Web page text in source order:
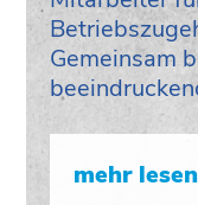
Gemeinsam
mehr lesen